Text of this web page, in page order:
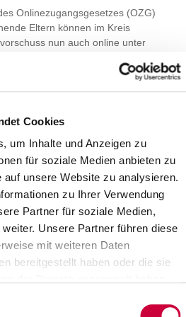
Cookies
um Inhalte und Anzeigen zu
für soziale Medien anbieten zu
auf unsere Website zu analysieren.
zu Ihrer Verwendung
Partner für soziale Medien,
Unsere Partner führen diese
mit weiteren Daten
bereitgestellt haben oder die sie
Onlinezugangsgesetzes (OZG)
Eltern können im Kreis
nun auch online unter
Familie und Sport, Karin
über die neue
Elternteile sind in einer
der andere Elternteil seiner
nachkommt oder nicht nachkommen
das Jugendamt nicht nur mit
sondern vereinfacht nun online
um Eltern Wege zu
den Antrag einfach am
ausfüllen und müssen sich nur mit
auf ihre Lebenssituation zutreffen."
durch den elektronischen